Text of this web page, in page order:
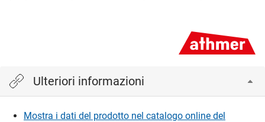
Ulteriori informazioni
Mostra i dati del prodotto nel catalogo online del